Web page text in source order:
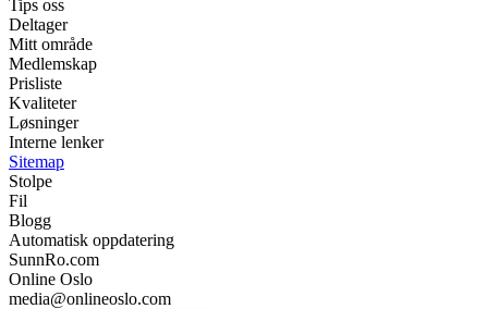
Tips oss
Deltager
Mitt område
Medlemskap
Prisliste
Kvaliteter
Løsninger
Interne lenker
Sitemap
Stolpe
Fil
Blogg
Automatisk oppdatering
SunnRo.com
Online Oslo
media@onlineoslo.com